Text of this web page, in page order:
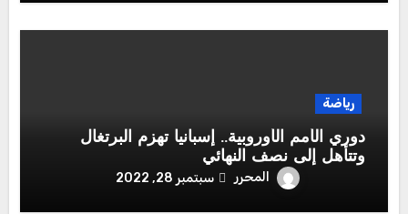
رياضة
دوري الأمم الأوروبية.. إسبانيا تهزم البرتغال
وتتأهل إلى نصف النهائي
المحرر سبتمبر 28, 2022